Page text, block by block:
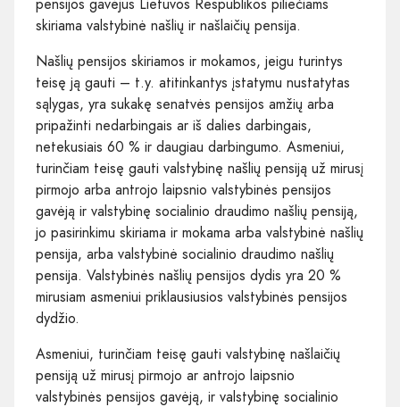
skiriama valstybinė našlių ir našlaičių pensija.
Našlių pensijos skiriamos ir mokamos, jeigu turintys
teisę ją gauti – t.y. atitinkantys įstatymu nustatytas
sąlygas, yra sukakę senatvės pensijos amžių arba
pripažinti nedarbingais ar iš dalies darbingais,
netekusiais 60 % ir daugiau darbingumo. Asmeniui,
turinčiam teisę gauti valstybinę našlių pensiją už mirusį
pirmojo arba antrojo laipsnio valstybinės pensijos
gavėją ir valstybinę socialinio draudimo našlių pensiją,
jo pasirinkimu skiriama ir mokama arba valstybinė našlių
pensija, arba valstybinė socialinio draudimo našlių
pensija. Valstybinės našlių pensijos dydis yra 20 %
mirusiam asmeniui priklausiusios valstybinės pensijos
dydžio.
Asmeniui, turinčiam teisę gauti valstybinę našlaičių
pensiją už mirusį pirmojo ar antrojo laipsnio
valstybinės pensijos gavėją, ir valstybinę socialinio